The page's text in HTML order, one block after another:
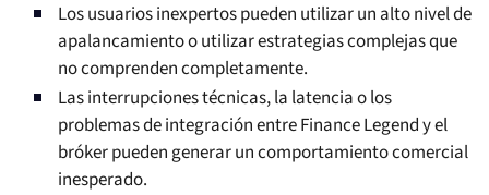
Los usuarios inexpertos pueden utilizar un alto nivel de
apalancamiento o utilizar estrategias complejas que
no comprenden completamente.
Las interrupciones técnicas, la latencia o los
problemas de integración entre Finance Legend y el
bróker pueden generar un comportamiento comercial
inesperado.